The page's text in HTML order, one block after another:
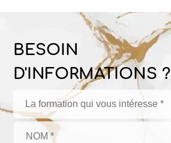
BESOIN
D'INFORMATIONS ?
La formation qui vous intéresse *